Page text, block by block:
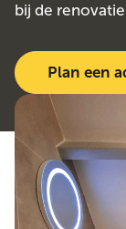
bij de
Plan een
Bekijk